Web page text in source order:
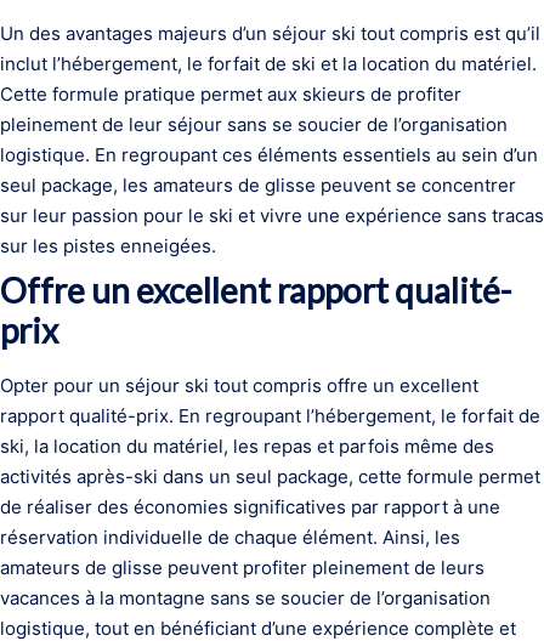
Un des avantages majeurs d’un séjour ski tout compris est qu’il
inclut l’hébergement, le forfait de ski et la location du matériel.
Cette formule pratique permet aux skieurs de profiter
pleinement de leur séjour sans se soucier de l’organisation
logistique. En regroupant ces éléments essentiels au sein d’un
seul package, les amateurs de glisse peuvent se concentrer
sur leur passion pour le ski et vivre une expérience sans tracas
sur les pistes enneigées.
Offre un excellent rapport qualité-
prix
Opter pour un séjour ski tout compris offre un excellent
rapport qualité-prix. En regroupant l’hébergement, le forfait de
ski, la location du matériel, les repas et parfois même des
activités après-ski dans un seul package, cette formule permet
de réaliser des économies significatives par rapport à une
réservation individuelle de chaque élément. Ainsi, les
amateurs de glisse peuvent profiter pleinement de leurs
vacances à la montagne sans se soucier de l’organisation
logistique, tout en bénéficiant d’une expérience complète et